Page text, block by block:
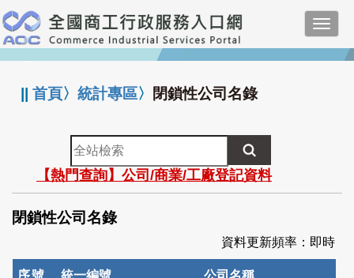
跳
到
主
要
:::
||首頁〉統計專區〉 閉鎖性公司名錄
全
站
檢
索
【熱門查詢】公司/商業/工廠登記資料
閉鎖性公司名錄
資料更新頻率：即時
序號 統一編號 公司名稱